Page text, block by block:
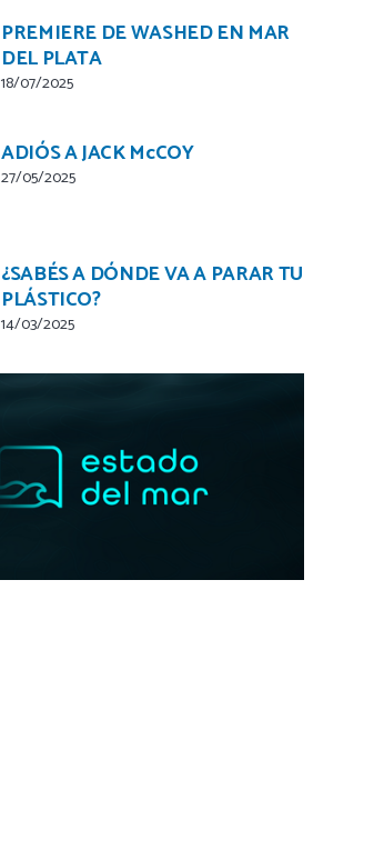
PREMIERE DE WASHED EN MAR
DEL PLATA
18/07/2025
ADIÓS A JACK McCOY
27/05/2025
¿SABÉS A DÓNDE VA A PARAR TU
PLÁSTICO?
14/03/2025